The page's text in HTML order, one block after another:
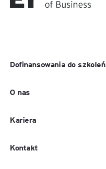
Dofinansowania do szkoleń
O nas
Kariera
Kontakt